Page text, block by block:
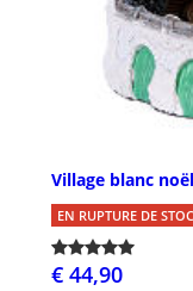
Village blanc
EN RUPTURE DE
€ 44,90